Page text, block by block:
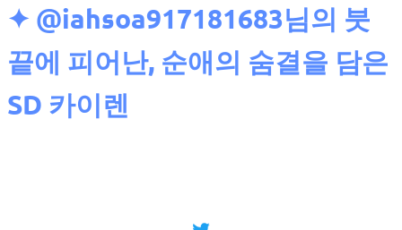
✦ @iahsoa917181683님의 붓
끝에 피어난, 순애의 숨결을 담은
SD 카이렌